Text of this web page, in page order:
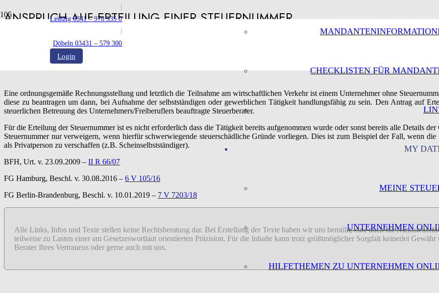
Leipzig 0341 – 978 535 0
Döbeln 03431 – 579 300
Login
CHECKLISTEN FÜR
MY
MEINE
UNTERNEHMEN
HILFETHEMEN ZU UNTERNEHMEN
ANSPRUCH AUF ERTEILUNG EINER STEUERNUMMER
Eine ordnungsgemäße Rechnungsstellung und letztlich die Teilnahme am wirtschaftlichen Verkehr ist einem Unternehmer ohne
diese zu beantragen um dann, bei Aufnahme der selbstständigen oder gewerblichen Tätigkeit handlungsfähig zu sein. Den Antrag auf
steuerlichen Betreuung des Unternehmers/Freiberuflers beauftragte Steuerberater.
Für die Erteilung der Steuernummer ist es nicht erforderlich dass die Tätigkeit bereits aufgenommen wurde oder sonst bereits alle Details
Steuernummer nur verweigern, wenn hierfür schwerwiegende steuerschädliche Gründe vorliegen. Dies ist zum Beispiel der Fall, wenn
als Privatperson zu verschaffen (z.B. Scheinselbstständiger).
BFH, Urt. v. 23.09.2009 – II R 66/07
FG Hamburg, Beschl. v. 30.08.2016 – 6 V 105/16
FG Berlin-Brandenburg, Beschl. v. 10.01.2019 – 7 V 7203/18
Alle Links, Infos und Texte stellen keine Rechtsberatung dar. Bei Erstellung der Texte haben wir uns bemüht, eine auch für
teilweise zu Lasten einer am Gesetzeswortlaut orientierten Präzision. Für die Inhalte kann trotz größtmöglicher Sorgfalt keinerlei
Berater Ihres Vertrauens oder gerne auch mit uns.